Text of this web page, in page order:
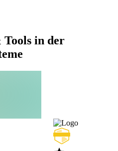
in der